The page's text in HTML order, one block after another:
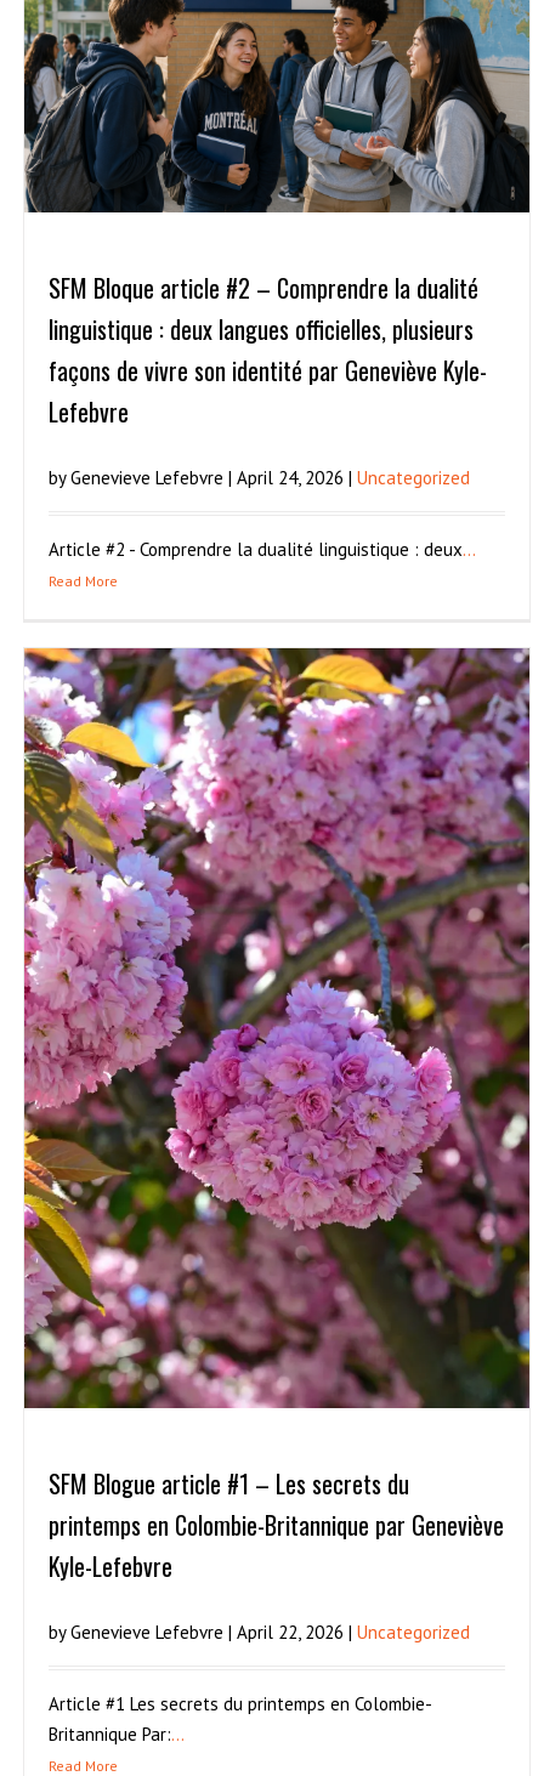
SFM Bloque article #2 – Comprendre la dualité
linguistique : deux langues officielles, plusieurs
façons de vivre son identité par Geneviève Kyle-
Lefebvre
by Genevieve Lefebvre | April 24, 2026 |Uncategorized
Article #2 - Comprendre la dualité linguistique : deux...
Read More
SFM Blogue article #1 – Les secrets du
printemps en Colombie-Britannique par Geneviève
Kyle-Lefebvre
by Genevieve Lefebvre | April 22, 2026 |Uncategorized
Article #1 Les secrets du printemps en Colombie-
Britannique Par:...
Read More